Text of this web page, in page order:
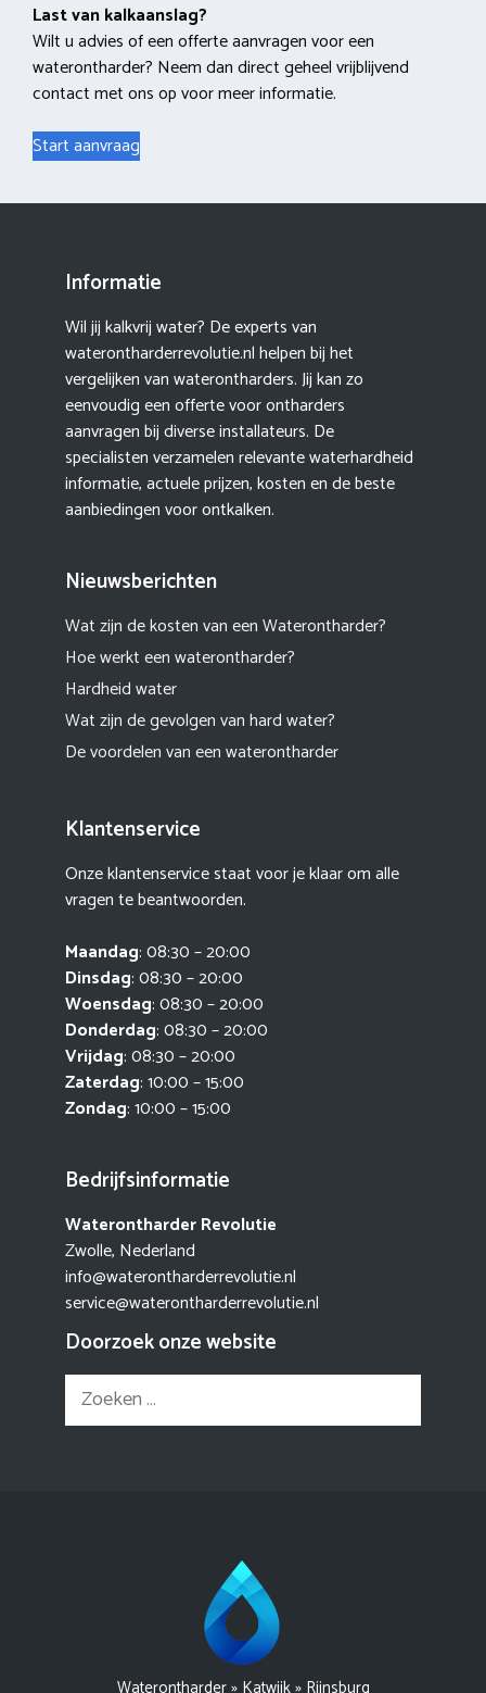
Last van kalkaanslag?
Wilt u advies of een offerte aanvragen voor een
waterontharder? Neem dan direct geheel vrijblijvend
contact met ons op voor meer informatie.
Start aanvraag
Informatie
Wil jij kalkvrij water? De experts van
waterontharderrevolutie.nl helpen bij het
vergelijken van waterontharders. Jij kan zo
eenvoudig een offerte voor ontharders
aanvragen bij diverse installateurs. De
specialisten verzamelen relevante waterhardheid
informatie, actuele prijzen, kosten en de beste
aanbiedingen voor ontkalken.
Nieuwsberichten
Wat zijn de kosten van een Waterontharder?
Hoe werkt een waterontharder?
Hardheid water
Wat zijn de gevolgen van hard water?
De voordelen van een waterontharder
Klantenservice
Onze klantenservice staat voor je klaar om alle
vragen te beantwoorden.
Maandag: 08:30 – 20:00
Dinsdag: 08:30 – 20:00
Woensdag: 08:30 – 20:00
Donderdag: 08:30 – 20:00
Vrijdag: 08:30 – 20:00
Zaterdag: 10:00 – 15:00
Zondag: 10:00 – 15:00
Bedrijfsinformatie
Waterontharder Revolutie
Zwolle, Nederland
info@waterontharderrevolutie.nl
service@waterontharderrevolutie.nl
Doorzoek onze website
Zoek
naar: